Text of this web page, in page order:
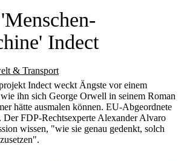
& Transport
Indect
Indect weckt Ängste vor einem
ihn sich George Orwell in seinem Roman
hätte ausmalen können. EU-Abgeordnete
FDP-Rechtsexperte Alexander Alvaro
wissen, "wie sie genau gedenkt, solch